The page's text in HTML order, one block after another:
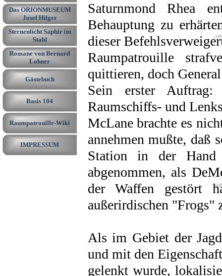
Das ORIONMUSEUM
Josef Hilger
Sternenlicht Saphir im
Stahl
Romane von Bernard
Lohner
Gästebuch
Basis 104
Raumpatrouille-Wiki
IMPRESSUM
Saturnmond Rhea
Behauptung zu
dieser
Raumpatrouille
quittieren, doch
Sein erster Auftrag:
Raumschiffs- und
McLane brachte es
annehmen mußte, daß
Station in der Hand
abgenommen, als
der Waffen gestört
außerirdischen "Frogs"
Als im Gebiet der
und mit den
gelenkt wurde,